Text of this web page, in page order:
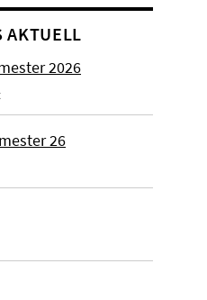
AKTUELL
2026
26